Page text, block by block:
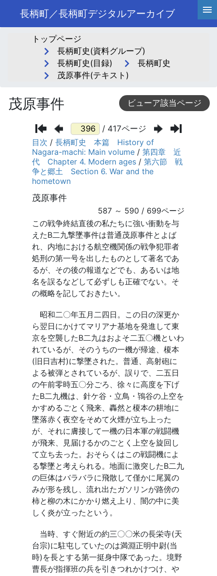
長柄町／長柄町デジタルアーカイブ
トップページ
長柄町史(資料グループ)
長柄町史(目録)
長柄町史
茂原事件(テキスト)
茂原事件 ビューア該当ページ
/ 417ページ